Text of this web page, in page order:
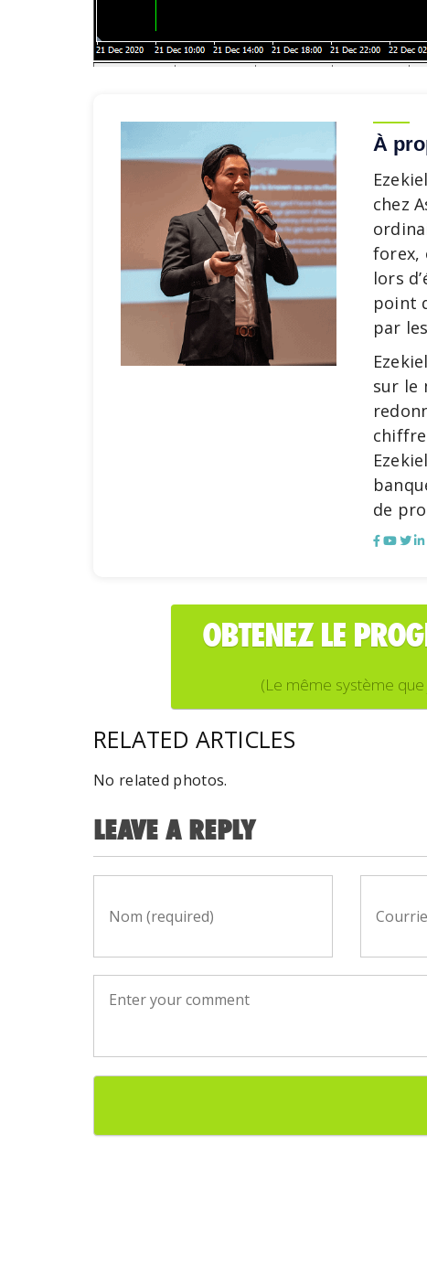
À
chez
forex,
lors
point
par
sur le
de
OBTENEZ LE
(Le même système
RELATED ARTICLES
No related photos.
LEAVE A REPLY